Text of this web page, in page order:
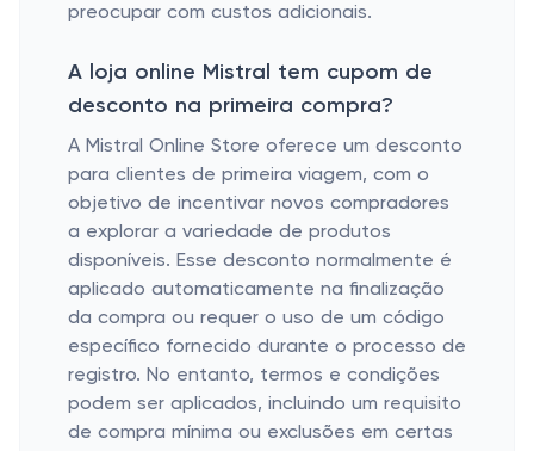
preocupar com custos adicionais.
A loja online Mistral tem cupom de
desconto na primeira compra?
A Mistral Online Store oferece um desconto
para clientes de primeira viagem, com o
objetivo de incentivar novos compradores
a explorar a variedade de produtos
disponíveis. Esse desconto normalmente é
aplicado automaticamente na finalização
da compra ou requer o uso de um código
específico fornecido durante o processo de
registro. No entanto, termos e condições
podem ser aplicados, incluindo um requisito
de compra mínima ou exclusões em certas